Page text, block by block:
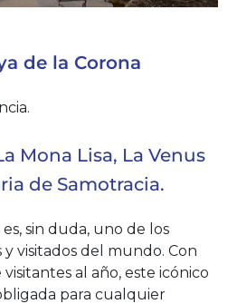
de la Corona
Mona Lisa, La Venus
de Samotracia.
sin duda, uno de los
y visitados del mundo. Con
al año, este icónico
para cualquier